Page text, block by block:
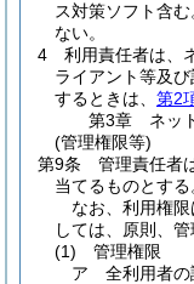
ス対策ソフト含む
ない。
4
利用責任者は、
ライアント等及
するときは、 第2
第3章
ネッ
(管理権限等)
第9条
管理責任者
当てるものとする
なお、利用権限
しては、原則、
(1)
管理権限
ア
全利用者